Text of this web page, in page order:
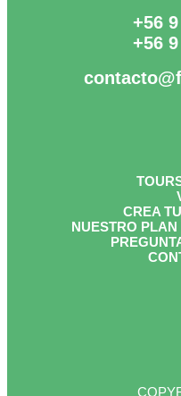
+56
+56
CREA
NUESTRO